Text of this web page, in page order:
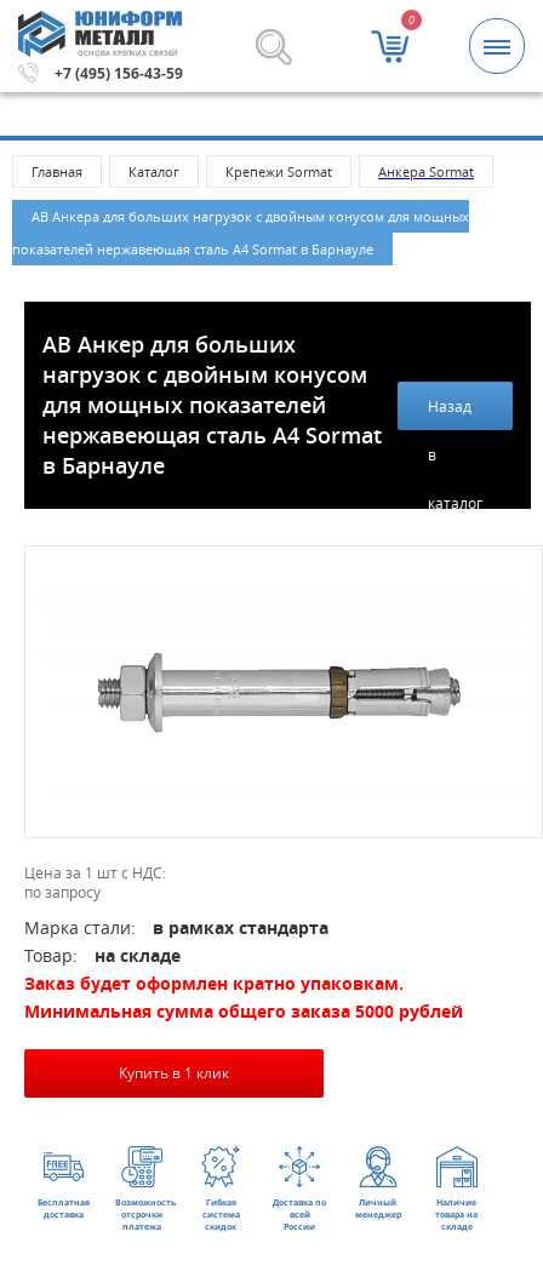
ОСНОВА КРЕПКИХ СВЯЗЕЙ
+7 (495) 156-43-59
0
заказа 5000 рублей. Метизы и крепежные изделия
Главная Каталог Крепежи Sormat Анкера Sormat
АВ Анкера для больших нагрузок с двойным конусом для мощных
показателей нержавеющая сталь A4 Sormat в Барнауле
AB Анкер для больших
нагрузок с двойным конусом
для мощных показателей
нержавеющая сталь A4 Sormat
в Барнауле
Назад
в
каталог
Цена за 1 шт с НДС:
по запросу
Марка стали:
в рамках стандарта
Товар:
на складе
Заказ будет оформлен кратно упаковкам.
Минимальная сумма общего заказа 5000 рублей
Купить в 1 клик
Бесплатная
доставка
Возможность
отсрочки
платежа
Гибкая
система
скидок
Доставка по
всей
России
Личный
менеджер
Наличие
товара на
складе